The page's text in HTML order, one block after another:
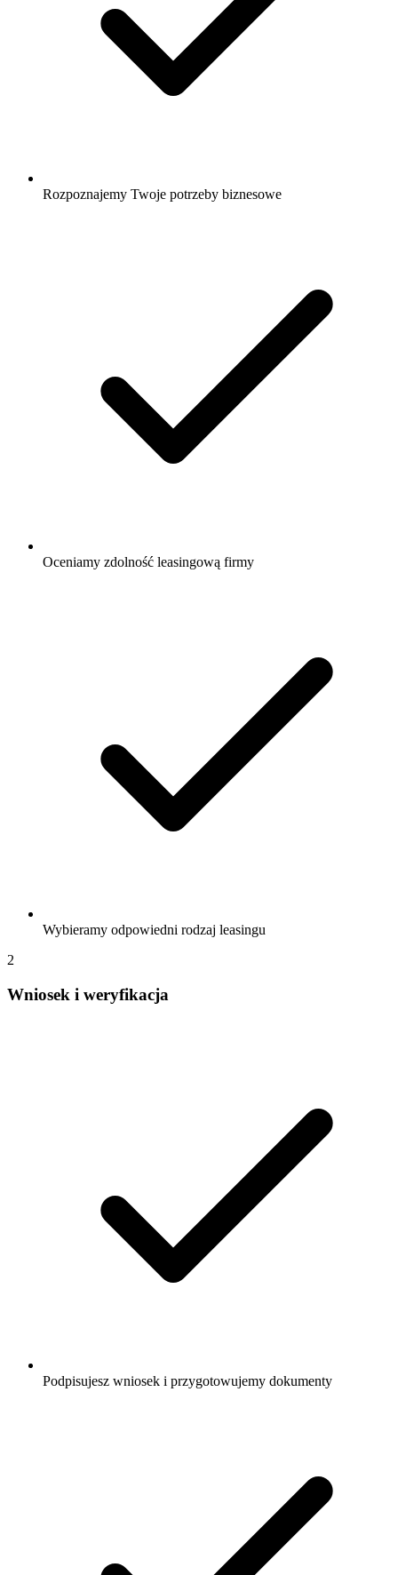
Rozpoznajemy Twoje potrzeby biznesowe
Oceniamy zdolność leasingową firmy
Wybieramy odpowiedni rodzaj leasingu
2
Wniosek i weryfikacja
Podpisujesz wniosek i przygotowujemy dokumenty